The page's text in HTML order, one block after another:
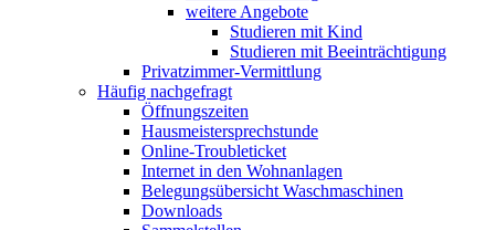
weitere Angebote
Studieren mit Kind
Studieren mit Beeinträchtigung
Privatzimmer-Vermittlung
Häufig nachgefragt
Öffnungszeiten
Hausmeistersprechstunde
Online-Troubleticket
Internet in den Wohnanlagen
Belegungsübersicht Waschmaschinen
Downloads